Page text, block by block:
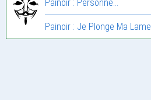
Painoir : Personne…
Painoir : Je Plonge Ma Lame